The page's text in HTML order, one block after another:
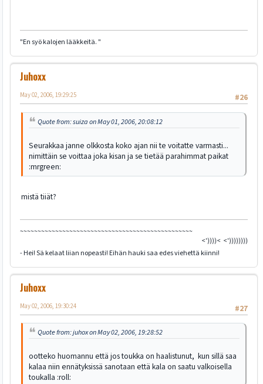
"En syö kalojen lääkkeitä. "
Juhoxx
#26
May 02, 2006, 19:29:25
Quote from: suiza on May 01, 2006, 20:08:12
Seurakkaa janne olkkosta koko ajan nii te voitatte varmasti...
nimittäin se voittaa joka kisan ja se tietää parahimmat paikat
:mrgreen:
mistä tiiät?
~~~~~~~~~~~~~~~~~~~~~~~~~~~~~~~~~~~~~~~~~~~~~~~~~
<'))))< <'))))))))))))))><
- Hei! Sä kelaat liian nopeasti! Eihän hauki saa edes viehettä kiinni!
Juhoxx
#27
May 02, 2006, 19:30:24
Quote from: juhox on May 02, 2006, 19:28:52
ootteko huomannu että jos toukka on haalistunut, kun sillä saa
kalaa niin ennätyksissä sanotaan että kala on saatu valkoisella
toukalla :roll: